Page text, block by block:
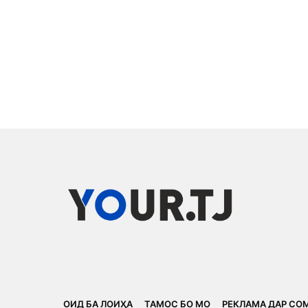
ОИД БА ЛОИҲА ТАМОС БО МО РЕКЛАМА ДАР